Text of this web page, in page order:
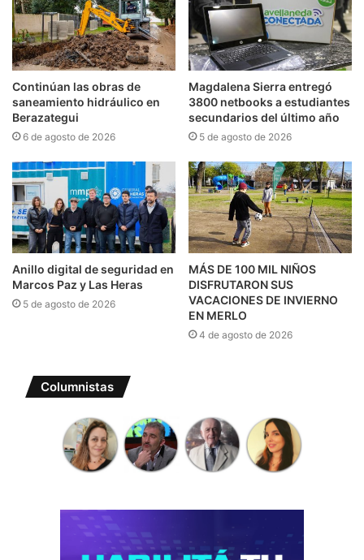
Continúan las obras de
saneamiento hidráulico en
Berazategui
6 de agosto de 2026
Magdalena Sierra entregó
3800 netbooks a estudiantes
secundarios del último año
5 de agosto de 2026
Anillo digital de seguridad en
Marcos Paz y Las Heras
5 de agosto de 2026
MÁS DE 100 MIL NIÑOS
DISFRUTARON SUS
VACACIONES DE INVIERNO
EN MERLO
4 de agosto de 2026
Columnistas